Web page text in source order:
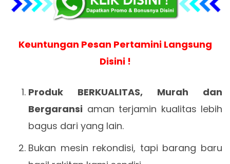
Keuntungan Pesan Pertamini Langsung
Disini !
Produk BERKUALITAS, Murah dan
Bergaransi aman terjamin kualitas lebih
bagus dari yang lain.
Bukan mesin rekondisi, tapi barang baru